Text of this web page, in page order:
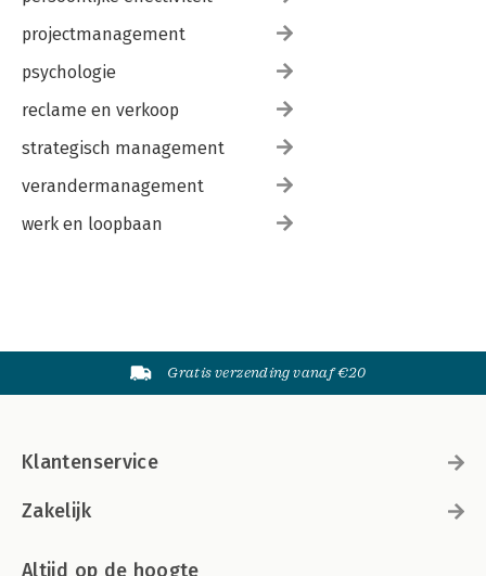
projectmanagement
psychologie
reclame en verkoop
strategisch management
verandermanagement
werk en loopbaan
Gratis verzending vanaf €20
Klantenservice
Zakelijk
Altijd op de hoogte